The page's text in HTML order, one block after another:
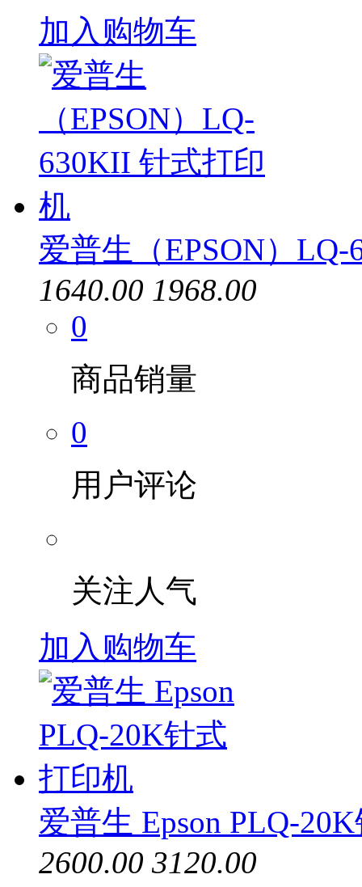
加入购物车
爱普生（EPSON）
1640.00 1968.00
0
商品销量
0
用户评论
关注人气
加入购物车
爱普生 Epson PLQ-
2600.00 3120.00